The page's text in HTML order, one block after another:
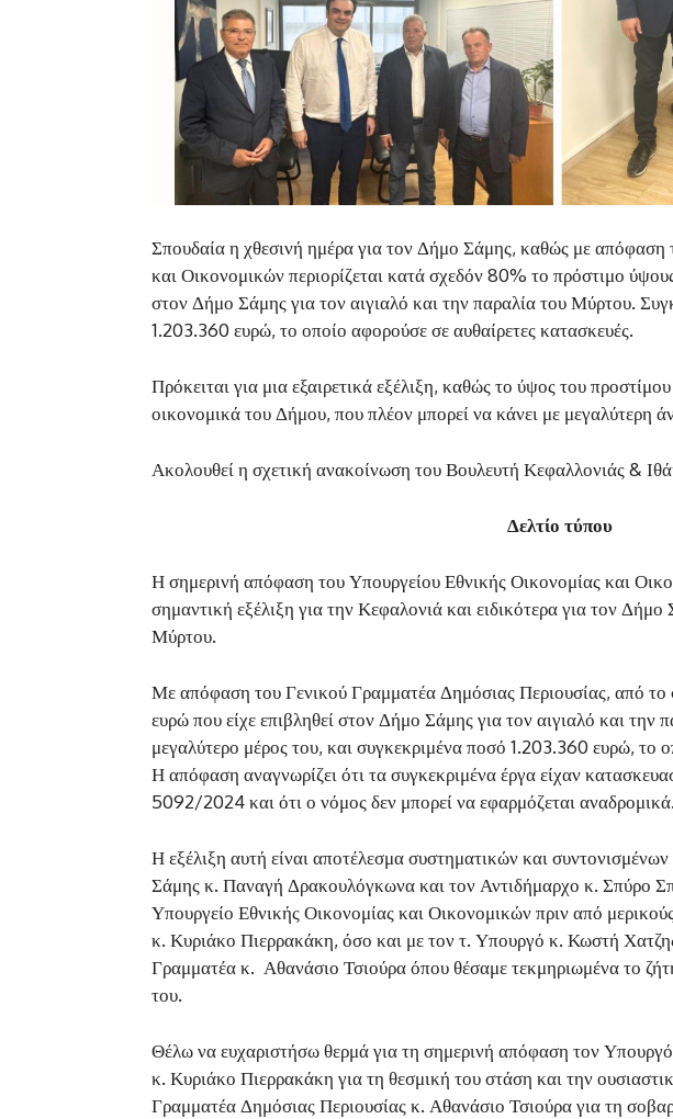
Σπουδαία η χθεσινή ημέρα για τον Δήμο Σάμης, καθώς με απόφαση
και Οικονομικών περιορίζεται κατά σχεδόν 80% το πρόστιμο
στον Δήμο Σάμης για τον αιγιαλό και την παραλία του Μύρτου.
1.203.360 ευρώ, το οποίο αφορούσε σε αυθαίρετες κατασκευές.
Πρόκειται για μια εξαιρετικά εξέλιξη, καθώς το ύψος του
οικονομικά του Δήμου, που πλέον μπορεί να κάνει με μεγαλύτερη
Ακολουθεί η σχετική ανακοίνωση του Βουλευτή Κεφαλλονιάς &
Δελτίο τύπου
Η σημερινή απόφαση του Υπουργείου Εθνικής Οικονομίας και
σημαντική εξέλιξη για την Κεφαλονιά και ειδικότερα για τον
Μύρτου.
Με απόφαση του Γενικού Γραμματέα Δημόσιας Περιουσίας, από
ευρώ που είχε επιβληθεί στον Δήμο Σάμης για τον αιγιαλό και την
μεγαλύτερο μέρος του, και συγκεκριμένα ποσό 1.203.360 ευρώ, το
Η απόφαση αναγνωρίζει ότι τα συγκεκριμένα έργα είχαν
5092/2024 και ότι ο νόμος δεν μπορεί να εφαρμόζεται αναδρομικά.
Η εξέλιξη αυτή είναι αποτέλεσμα συστηματικών και
Σάμης κ. Παναγή Δρακουλόγκωνα και τον Αντιδήμαρχο κ. Σπύρο
Υπουργείο Εθνικής Οικονομίας και Οικονομικών πριν από
κ. Κυριάκο Πιερρακάκη, όσο και με τον τ. Υπουργό κ. Κωστή
Γραμματέα κ. Αθανάσιο Τσιούρα όπου θέσαμε τεκμηριωμένα το
του.
Θέλω να ευχαριστήσω θερμά για τη σημερινή απόφαση τον
κ. Κυριάκο Πιερρακάκη για τη θεσμική του στάση και την
Γραμματέα Δημόσιας Περιουσίας κ. Αθανάσιο Τσιούρα για τη